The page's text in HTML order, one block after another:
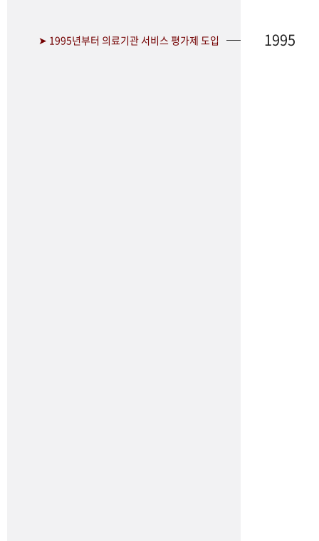
➤ 1995년부터 의료기관 서비스 평가제 도입 1995